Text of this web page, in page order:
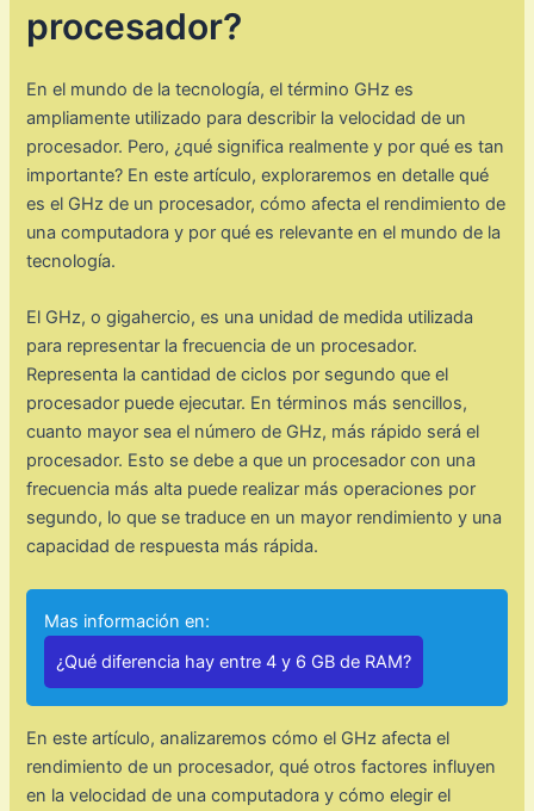
procesador?
En el mundo de la tecnología, el término GHz es
ampliamente utilizado para describir la velocidad de un
procesador. Pero, ¿qué significa realmente y por qué es tan
importante? En este artículo, exploraremos en detalle qué
es el GHz de un procesador, cómo afecta el rendimiento de
una computadora y por qué es relevante en el mundo de la
tecnología.
El GHz, o gigahercio, es una unidad de medida utilizada
para representar la frecuencia de un procesador.
Representa la cantidad de ciclos por segundo que el
procesador puede ejecutar. En términos más sencillos,
cuanto mayor sea el número de GHz, más rápido será el
procesador. Esto se debe a que un procesador con una
frecuencia más alta puede realizar más operaciones por
segundo, lo que se traduce en un mayor rendimiento y una
capacidad de respuesta más rápida.
Mas información en:
¿Qué diferencia hay entre 4 y 6 GB de RAM?
En este artículo, analizaremos cómo el GHz afecta el
rendimiento de un procesador, qué otros factores influyen
en la velocidad de una computadora y cómo elegir el